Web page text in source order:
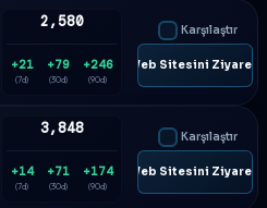
2,580
+21
(7d)
+79
(30d)
+246
(90d)
Karşılaştır
🌐 Web Sitesini Ziyaret
3,848
+14
(7d)
+71
(30d)
+174
(90d)
Karşılaştır
🌐 Web Sitesini Ziyaret